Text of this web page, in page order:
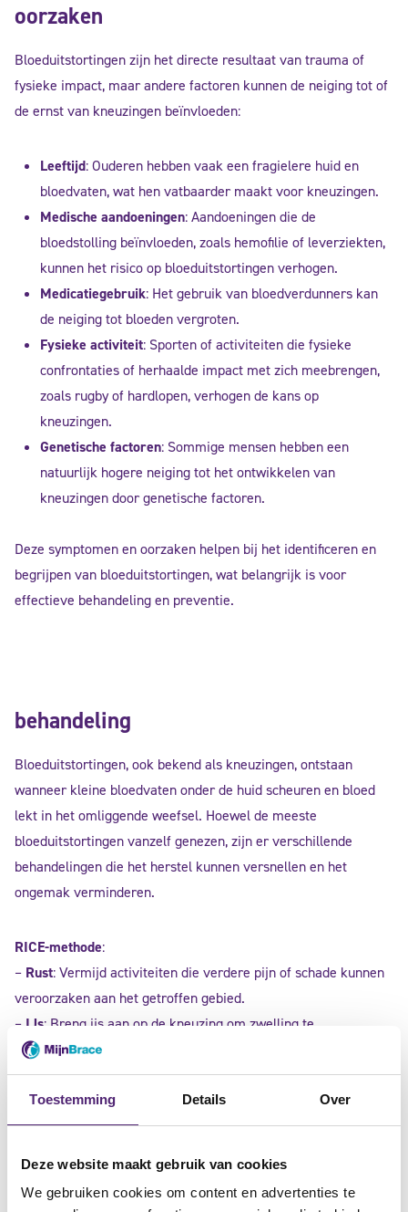
Toestemming Details Over
Deze website maakt gebruik van cookies
We gebruiken cookies om content en advertenties te
oorzaken
Bloeduitstortingen zijn het directe resultaat van trauma of
fysieke impact, maar andere factoren kunnen de neiging tot of
de ernst van kneuzingen beïnvloeden:
Leeftijd: Ouderen hebben vaak een fragielere huid en
bloedvaten, wat hen vatbaarder maakt voor kneuzingen.
Medische aandoeningen: Aandoeningen die de
bloedstolling beïnvloeden, zoals hemofilie of leverziekten,
kunnen het risico op bloeduitstortingen verhogen.
Medicatiegebruik: Het gebruik van bloedverdunners kan
de neiging tot bloeden vergroten.
Fysieke activiteit: Sporten of activiteiten die fysieke
confrontaties of herhaalde impact met zich meebrengen,
zoals rugby of hardlopen, verhogen de kans op
kneuzingen.
Genetische factoren: Sommige mensen hebben een
natuurlijk hogere neiging tot het ontwikkelen van
kneuzingen door genetische factoren.
Deze symptomen en oorzaken helpen bij het identificeren en
begrijpen van bloeduitstortingen, wat belangrijk is voor
effectieve behandeling en preventie.
behandeling
Bloeduitstortingen, ook bekend als kneuzingen, ontstaan
wanneer kleine bloedvaten onder de huid scheuren en bloed
lekt in het omliggende weefsel. Hoewel de meeste
bloeduitstortingen vanzelf genezen, zijn er verschillende
behandelingen die het herstel kunnen versnellen en het
ongemak verminderen.
RICE-methode:
– Rust: Vermijd activiteiten die verdere pijn of schade kunnen
veroorzaken aan het getroffen gebied.
– IJs: Breng ijs aan op de kneuzing om zwelling te
verminderen en pijn te verzachten. Gebruik een ijskompres
gedurende 20 minuten per keer, meerdere keren per dag
gedurende de eerste 48 uur.
–Compressie: Gebruik een elastische bandage rond het
: Houd het gekneusde lichaamsdeel zo mogelijk
boven het niveau van het hart om de afvoer van overtollig